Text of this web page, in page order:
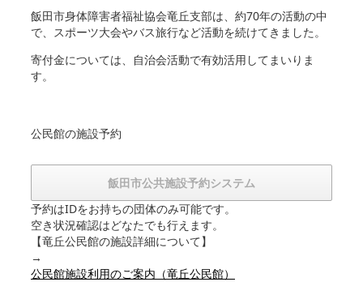
飯田市身体障害者福祉協会竜丘支部は、約70年の活動の中
で、スポーツ大会やバス旅行など活動を続けてきました。
寄付金については、自治会活動で有効活用してまいりま
す。
公民館の施設予約
飯田市公共施設予約システム
予約はIDをお持ちの団体のみ可能です。
空き状況確認はどなたでも行えます。
【竜丘公民館の施設詳細について】
→
公民館施設利用のご案内（竜丘公民館）